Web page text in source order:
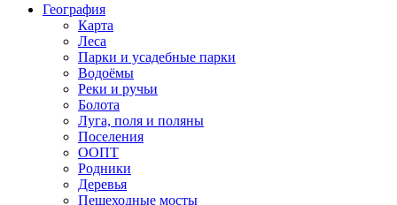
География
Карта
Леса
Парки и усадебные парки
Водоёмы
Реки и ручьи
Болота
Луга, поля и поляны
Поселения
ООПТ
Родники
Деревья
Пешеходные мосты